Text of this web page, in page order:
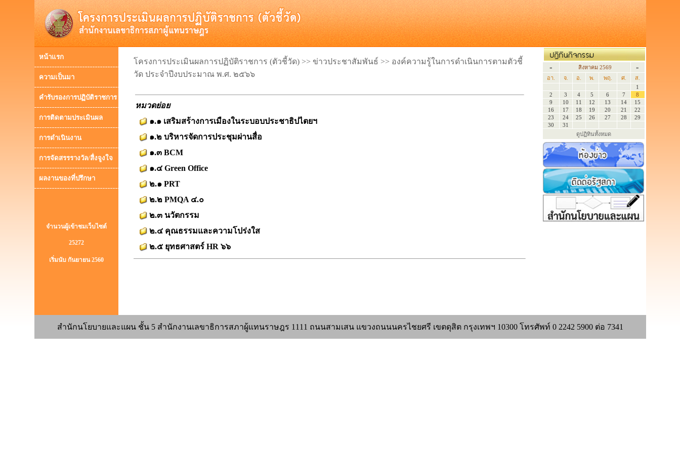
หน้าแรก
ความเป็นมา
คำรับรองการปฏิบัติราชการ
การติดตามประเมินผล
การดำเนินงาน
การจัดสรรรางวัล/สื่งจูงใจ
ผลงานของที่ปรึกษา
จำนวนผู้เข้าชมเว็บไซต์
25272
เริ่มนับ กันยายน 2560
โครงการประเมินผลการปฏิบัติราชการ (ตัวชี้วัด) >> ข่าวประชาสัมพันธ์ >> องค์ความรู้ในการดำเนินการตามตัวชี้
วัด ประจำปีงบประมาณ พ.ศ. ๒๕๖๖
หมวดย่อย
๑.๑ เสริมสร้างการเมืองในระบอบประชาธิปไตยฯ
๑.๒ บริหารจัดการประชุมผ่านสื่อ
๑.๓ BCM
๑.๔ Green Office
๒.๑ PRT
๒.๒ PMQA ๔.๐
๒.๓ นวัตกรรม
๒.๔ คุณธรรมและความโปร่งใส
๒.๕ ยุทธศาสตร์ HR ๖๖
« สิงหาคม 2569
»
อา.
จ. อ. พ. พฤ. ศ.
ส.
1
2
3 4 5 6 7
8
9
10 11 12 13 14
15
16
17 18 19 20 21
22
23
24 25 26 27 28
29
30
31
ดูปฏิทินทั้งหมด
สำนักนโยบายและแผน ชั้น 5 สำนักงานเลขาธิการสภาผู้แทนราษฎร 1111 ถนนสามเสน แขวงถนนนครไชยศรี เขตดุสิต กรุงเทพฯ 10300 โทรศัพท์ 0 2242 5900 ต่อ 7341